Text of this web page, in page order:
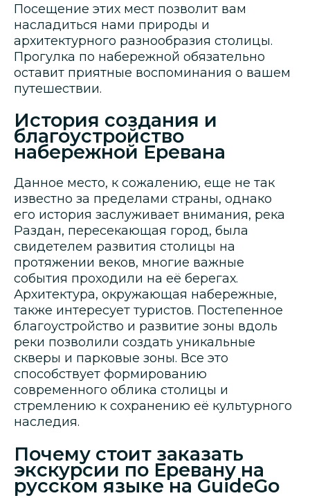
Посещение этих мест позволит вам
насладиться нами природы и
архитектурного разнообразия столицы.
Прогулка по набережной обязательно
оставит приятные воспоминания о вашем
путешествии.
История создания и
благоустройство
набережной Еревана
Данное место, к сожалению, еще не так
известно за пределами страны, однако
его история заслуживает внимания, река
Раздан, пересекающая город, была
свидетелем развития столицы на
протяжении веков, многие важные
события проходили на её берегах.
Архитектура, окружающая набережные,
также интересует туристов. Постепенное
благоустройство и развитие зоны вдоль
реки позволили создать уникальные
скверы и парковые зоны. Все это
способствует формированию
современного облика столицы и
стремлению к сохранению её культурного
наследия.
Почему стоит заказать
экскурсии по Еревану на
русском языке на GuideGo